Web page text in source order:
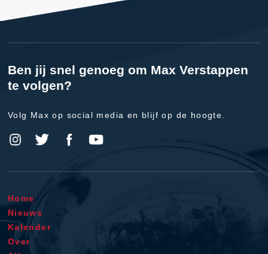
Ben jij snel genoeg om Max Verstappen
te volgen?
Volg Max op social media en blijf op de hoogte.
Home
Nieuws
Kalender
Over